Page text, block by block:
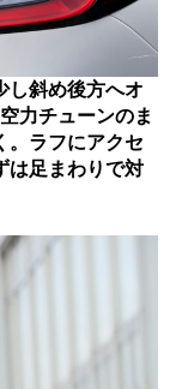
し斜め後方へオ
力チューンのま
。ラフにアクセ
は足まわりで対